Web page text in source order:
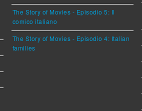
The Story of Movies - Episodio 5: Il
comico italiano
The Story of Movies - Episodio 4: Italian
families